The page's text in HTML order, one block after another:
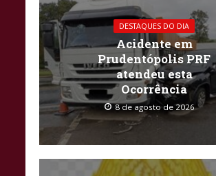
DESTAQUES DO DIA
Acidente em
Prudentópolis PRF
atendeu esta
Ocorrência
8 de agosto de 2026